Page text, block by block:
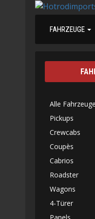
FAHRZEUGE
Alle Fahrzeuge
Pickups
Crewcabs
Coupès
Cabrios
Roadster
Wagons
4-Türer